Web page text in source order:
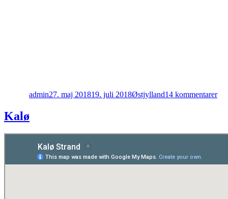
admin27. maj 201819. juli 2018Østjylland14 kommentarer
Kalø